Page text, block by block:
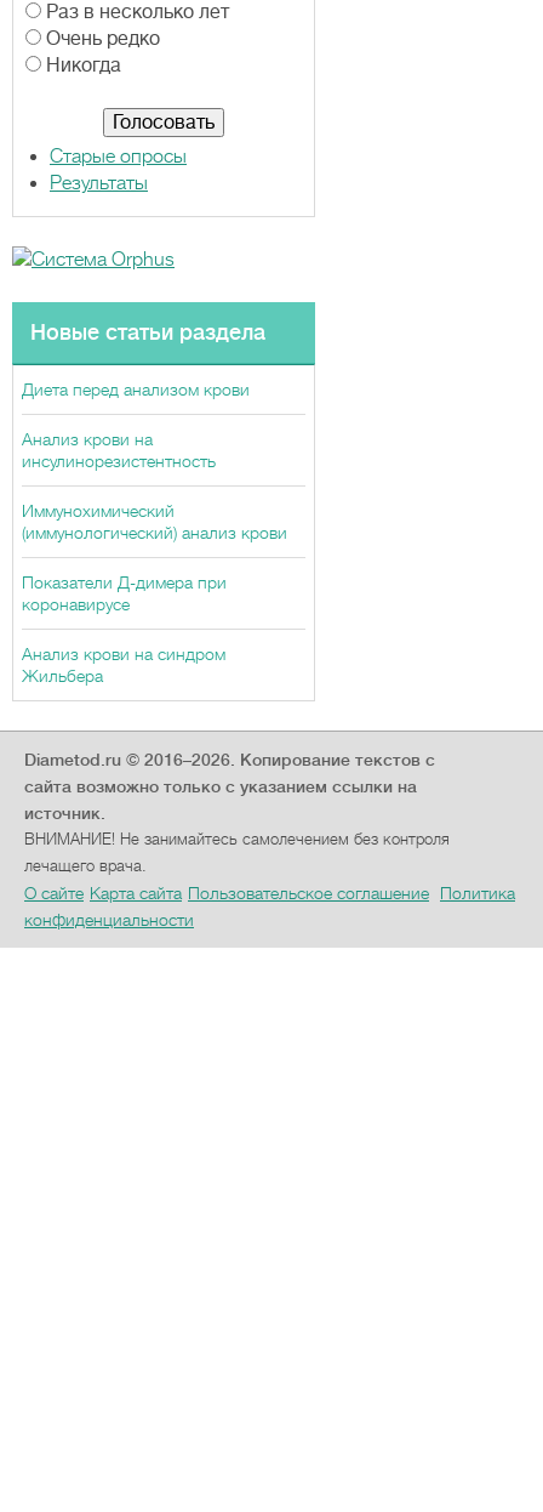
р
и
а
Раз в несколько лет
Очень редко
Никогда
Старые опросы
Результаты
Новые статьи раздела
Диета перед анализом крови
Анализ крови на
инсулинорезистентность
Иммунохимический
(иммунологический) анализ крови
Показатели Д-димера при
коронавирусе
Анализ крови на синдром
Жильбера
Diametod.ru © 2016–2026. Копирование текстов с
сайта возможно только с указанием ссылки на
источник.
ВНИМАНИЕ! Не занимайтесь самолечением без контроля
лечащего врача.
О сайте Карта сайта Пользовательское соглашение
Политика
конфиденциальности